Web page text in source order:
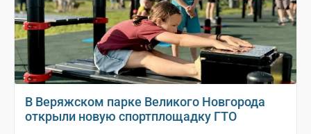
В Веряжском парке Великого Новгорода
открыли новую спортплощадку ГТО